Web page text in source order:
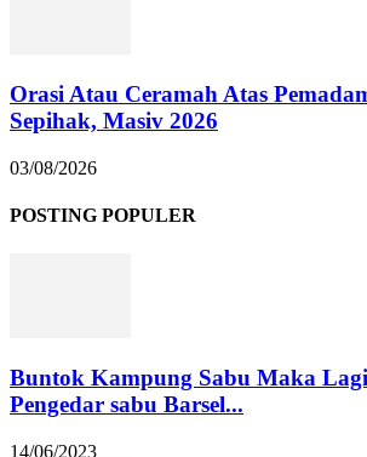
Orasi Atau Ceramah Atas
Sepihak, Masiv 2026
03/08/2026
POSTING POPULER
Buntok Kampung Sabu Maka
Pengedar sabu Barsel...
14/06/2023